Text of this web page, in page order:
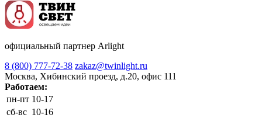
официальный партнер Arlight
8 (800) 777-72-38 zakaz@twinlight.ru
Москва, Хибинский проезд, д.20, офис 111
Работаем:
пн-пт 10-17
сб-вс 10-16